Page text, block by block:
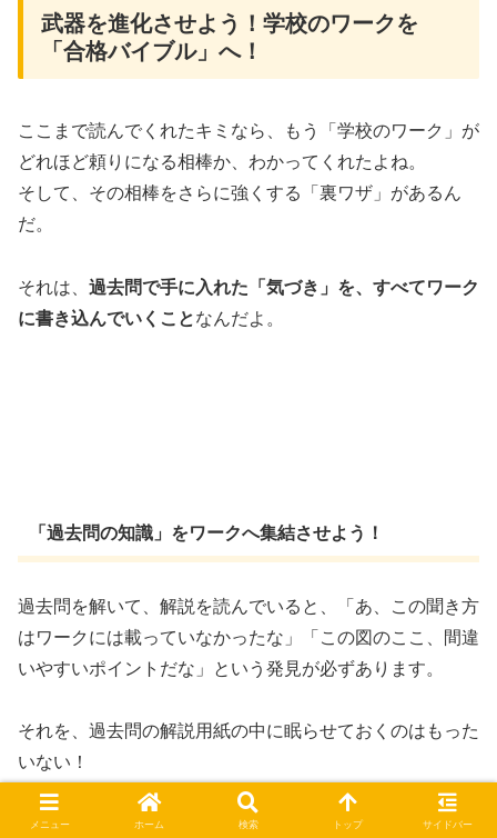
武器を進化させよう！学校のワークを
「合格バイブル」へ！
ここまで読んでくれたキミなら、もう「学校のワーク」が
どれほど頼りになる相棒か、わかってくれたよね。
そして、その相棒をさらに強くする「裏ワザ」があるん
だ。
それは、 過去問で手に入れた「気づき」を、すべてワーク
に書き込んでいくことなんだよ。
「過去問の知識」をワークへ集結させよう！
過去問を解いて、解説を読んでいると、「あ、この聞き方
はワークには載っていなかったな」「この図のここ、間違
いやすいポイントだな」という発見が必ずあります。
それを、過去問の解説用紙の中に眠らせておくのはもった
いない！
メニュー ホーム 検索 トップ サイドバー